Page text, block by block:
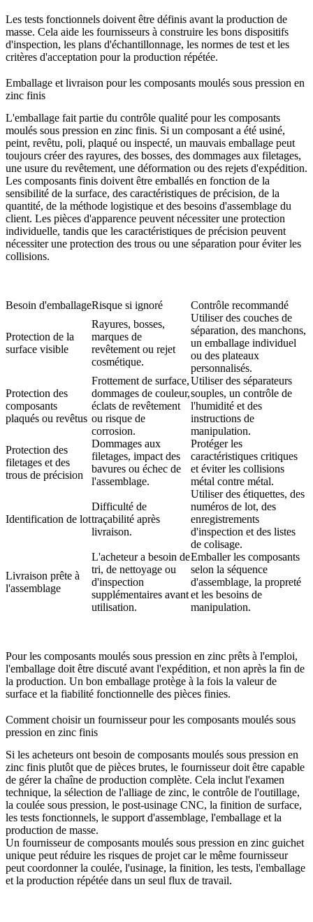
Les tests fonctionnels doivent être définis avant la production de
masse. Cela aide les fournisseurs à construire les bons dispositifs
d'inspection, les plans d'échantillonnage, les normes de test et les
critères d'acceptation pour la production répétée.
Emballage et livraison pour les composants moulés sous pression en
zinc finis
L'emballage fait partie du contrôle qualité pour les composants
moulés sous pression en zinc finis. Si un composant a été usiné,
peint, revêtu, poli, plaqué ou inspecté, un mauvais emballage peut
toujours créer des rayures, des bosses, des dommages aux filetages,
une usure du revêtement, une déformation ou des rejets d'expédition.
Les composants finis doivent être emballés en fonction de la
sensibilité de la surface, des caractéristiques de précision, de la
quantité, de la méthode logistique et des besoins d'assemblage du
client. Les pièces d'apparence peuvent nécessiter une protection
individuelle, tandis que les caractéristiques de précision peuvent
nécessiter une protection des trous ou une séparation pour éviter les
collisions.
Besoin d'emballageRisque si ignoré Contrôle recommandé
Protection de la
surface visible
Rayures, bosses,
marques de
revêtement ou rejet
cosmétique.
Utiliser des couches de
séparation, des manchons,
un emballage individuel
ou des plateaux
personnalisés.
Protection des
composants
plaqués ou revêtus
Frottement de surface,
dommages de couleur,
éclats de revêtement
ou risque de
corrosion.
Utiliser des séparateurs
souples, un contrôle de
l'humidité et des
instructions de
manipulation.
Protection des
filetages et des
trous de précision
Dommages aux
filetages, impact des
bavures ou échec de
l'assemblage.
Protéger les
caractéristiques critiques
et éviter les collisions
métal contre métal.
Identification de lot
Difficulté de
traçabilité après
livraison.
Utiliser des étiquettes, des
numéros de lot, des
enregistrements
d'inspection et des listes
de colisage.
Livraison prête à
l'assemblage
L'acheteur a besoin de
tri, de nettoyage ou
d'inspection
supplémentaires avant
utilisation.
Emballer les composants
selon la séquence
d'assemblage, la propreté
et les besoins de
manipulation.
Pour les composants moulés sous pression en zinc prêts à l'emploi,
l'emballage doit être discuté avant l'expédition, et non après la fin de
la production. Un bon emballage protège à la fois la valeur de
surface et la fiabilité fonctionnelle des pièces finies.
Comment choisir un fournisseur pour les composants moulés sous
pression en zinc finis
Si les acheteurs ont besoin de composants moulés sous pression en
zinc finis plutôt que de pièces brutes, le fournisseur doit être capable
de gérer la chaîne de production complète. Cela inclut l'examen
technique, la sélection de l'alliage de zinc, le contrôle de l'outillage,
la coulée sous pression, le post-usinage CNC, la finition de surface,
les tests fonctionnels, le support d'assemblage, l'emballage et la
production de masse.
Un fournisseur de composants moulés sous pression en zinc guichet
unique peut réduire les risques de projet car le même fournisseur
peut coordonner la coulée, l'usinage, la finition, les tests, l'emballage
et la production répétée dans un seul flux de travail.